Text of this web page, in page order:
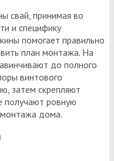
свай, принимая во
и специфику
помогает правильно
план монтажа. На
до полного
винтового
затем скрепляют
получают ровную
дома.